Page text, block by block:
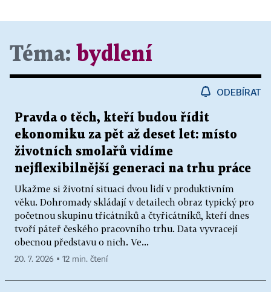
Téma: bydlení
ODEBÍRAT
Pravda o těch, kteří budou řídit
ekonomiku za pět až deset let: místo
životních smolařů vidíme
nejflexibilnější generaci na trhu práce
Ukažme si životní situaci dvou lidí v produktivním
věku. Dohromady skládají v detailech obraz typický pro
početnou skupinu třicátníků a čtyřicátníků, kteří dnes
tvoří páteř českého pracovního trhu. Data vyvracejí
obecnou představu o nich. Ve...
20. 7. 2026 ▪ 12 min. čtení